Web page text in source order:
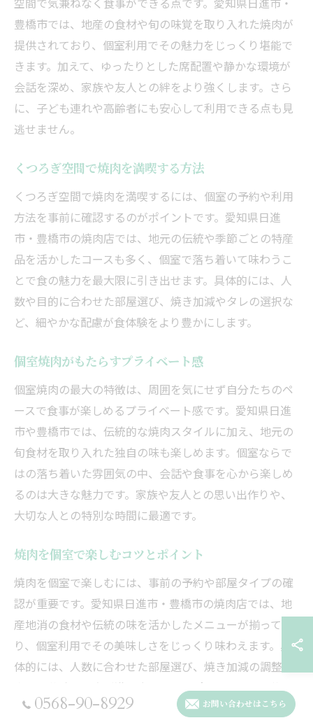
豊橋市では、地産の食材や旬の味覚を取り入れた焼肉が
提供されており、個室利用でその魅力をじっくり堪能で
きます。加えて、ゆったりとした席配置や静かな環境が
会話を深め、家族や友人との絆をより強くします。さら
に、子ども連れや高齢者にも安心して利用できる点も見
逃せません。
くつろぎ空間で焼肉を満喫する方法
くつろぎ空間で焼肉を満喫するには、個室の予約や利用
方法を事前に確認するのがポイントです。愛知県日進
市・豊橋市の焼肉店では、地元の伝統や季節ごとの特産
品を活かしたコースも多く、個室で落ち着いて味わうこ
とで食の魅力を最大限に引き出せます。具体的には、人
数や目的に合わせた部屋選び、焼き加減やタレの選択な
ど、細やかな配慮が食体験をより豊かにします。
個室焼肉がもたらすプライベート感
個室焼肉の最大の特徴は、周囲を気にせず自分たちのペ
ースで食事が楽しめるプライベート感です。愛知県日進
市や豊橋市では、伝統的な焼肉スタイルに加え、地元の
旬食材を取り入れた独自の味も楽しめます。個室ならで
はの落ち着いた雰囲気の中、会話や食事を心から楽しめ
るのは大きな魅力です。家族や友人との思い出作りや、
大切な人との特別な時間に最適です。
焼肉を個室で楽しむコツとポイント
焼肉を個室で楽しむには、事前の予約や部屋タイプの確
認が重要です。愛知県日進市・豊橋市の焼肉店では、地
産地消の食材や伝統の味を活かしたメニューが揃ってお
り、個室利用でその美味しさをじっくり味わえます。具
体的には、人数に合わせた部屋選び、焼き加減の調整、
タレや薬味の工夫が満足度を高めるポイントです。落ち
着いた空間で心豊かな焼肉体験を実現しましょう。
0568-90-8929 お問い合わせはこちら